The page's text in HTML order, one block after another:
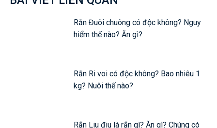
Rắn Đuôi chuông có độc không? Nguy
hiểm thế nào? Ăn gì?
Rắn Ri voi có độc không? Bao nhiêu 1
kg? Nuôi thế nào?
Rắn Liu điu là rắn gì? Ăn gì? Chúng có